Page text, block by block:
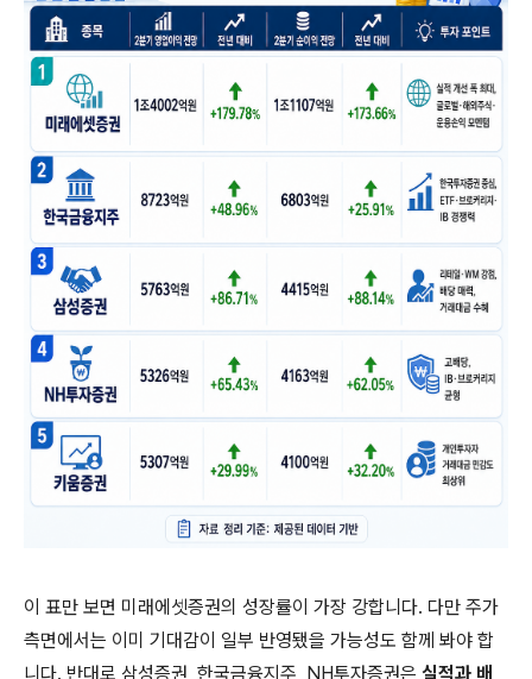
이 표만 보면 미래에셋증권의 성장률이 가장 강합니다. 다만 주가
측면에서는 이미 기대감이 일부 반영됐을 가능성도 함께 봐야 합
니다. 반대로 삼성증권, 한국금융지주, NH투자증권은 실적과 배